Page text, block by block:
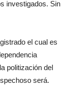
investigados. Sin
el cual es
politización del
será.